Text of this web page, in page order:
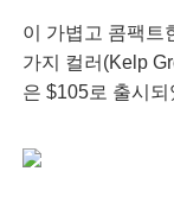
이 가볍고 콤팩트
가지 컬러(Kelp
은 $105로 출시되